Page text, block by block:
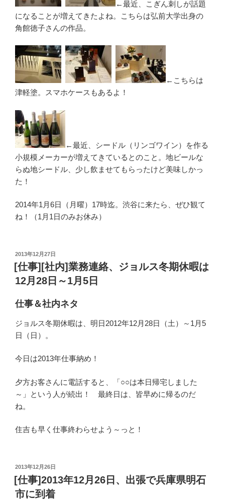
←最近、こぎん刺しが話題
になることが増えてきたよね。こちらは弘前大学出身の
角館徳子さんの作品。
←こちらは
津軽塗。スマホケースもあるよ！
←最近、シードル（リンゴワイン）を作る
小規模メーカーが増えてきているとのこと。地ビールな
らぬ地シードル、少し飲ませてもらったけど美味しかっ
た！
2014年1月6日（月曜）17時迄。渋谷に来たら、ぜひ観て
ね！（1月1日のみお休み）
投
稿
日:
2013年12月27日
[仕事][社内]業務連絡、ジョルス冬期休暇は
12月28日～1月5日
仕事＆社内ネタ
ジョルス冬期休暇は、明日2012年12月28日（土）～1月5
日（日）。
今日は2013年仕事納め！
夕方お客さんに電話すると、「○○は本日帰宅しました
～」という人が続出！ 最終日は、皆早めに帰るのだ
ね。
住吉も早く仕事終わらせよう～っと！
投
稿
日:
2013年12月26日
[仕事]2013年12月26日、出張で兵庫県明石
市に到着